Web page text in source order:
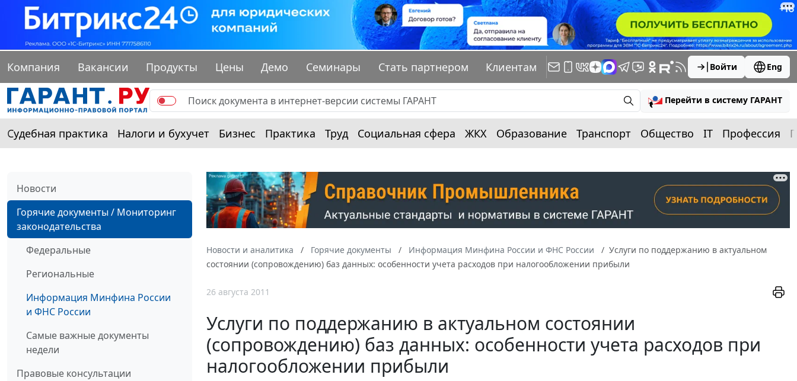
Компания Вакансии Продукты Цены Демо Семинары Стать партнером Клиентам Войти Eng
Перейти в систему ГАРАНТ
Судебная практика Налоги и бухучет Бизнес Практика Труд Социальная сфера ЖКХ Образование Транспорт Общество IT Профессия
Новости
Горячие документы / Мониторинг
законодательства
Федеральные
Региональные
Информация Минфина России
и ФНС России
Самые важные документы
недели
Правовые консультации
Новости и аналитика Горячие документы Информация Минфина России и ФНС России
Услуги по поддержанию в актуальном
состоянии (сопровождению) баз данных: особенности учета расходов при налогообложении прибыли
26 августа 2011
Услуги по поддержанию в актуальном состоянии
(сопровождению) баз данных: особенности учета расходов при
налогообложении прибыли